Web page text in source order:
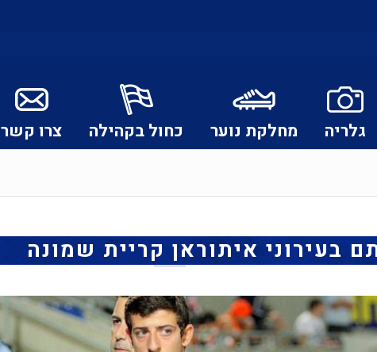
גלריה מחלקת נוער כחול בקהילה צרו קשר
בעירוני איתוראן קריית שמונה